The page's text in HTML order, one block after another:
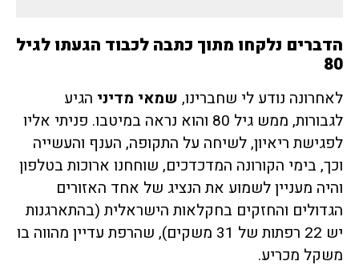
הדברים נלקחו מתוך כתבה לכבוד הגעתו לגיל
80
לאחרונה נודע לי שחברינו, שמאי מדיני הגיע
לגבורות, ממש גיל 80 והוא נראה במיטבו. פניתי אליו
לפגישת ריאיון, לשיחה על התקופה, הענף והעשייה
וכך, בימי הקורונה המדכדכים, שוחחנו ארוכות בטלפון
והיה מעניין לשמוע את הנציג של אחד האזורים
הגדולים והחזקים בחקלאות הישראלית (בהתארגנות
יש 22 רפתות של 31 משקים), שהרפת עדיין מהווה בו
משקל מכריע.